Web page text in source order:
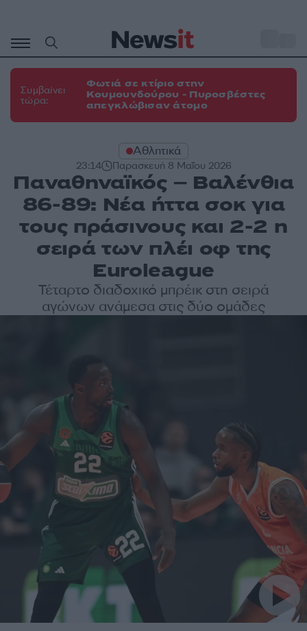
περιεχόμενο
Συμβαίνει
τώρα:
Φωτιά σε κτίριο στην
Κουμουνδούρου - Πυροσβέστες
απεγκλώβισαν άτομο
Αθλητικά
23:14 Παρασκευή 8 Μαΐου 2026
Παναθηναϊκός – Βαλένθια
86-89: Νέα ήττα σοκ για
τους πράσινους και 2-2 η
σειρά των πλέι οφ της
Euroleague
Τέταρτο διαδοχικό μπρέικ στη σειρά
αγώνων ανάμεσα στις δύο ομάδες